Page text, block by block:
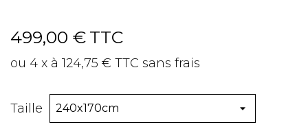
499,00 € TTC
ou 4 x à 124,75 € TTC sans frais
Taille